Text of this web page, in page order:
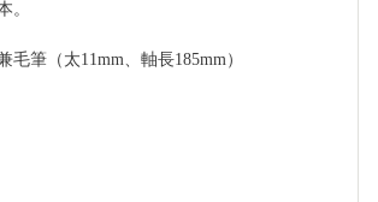
。
兼毛筆（太11mm、軸長185mm）